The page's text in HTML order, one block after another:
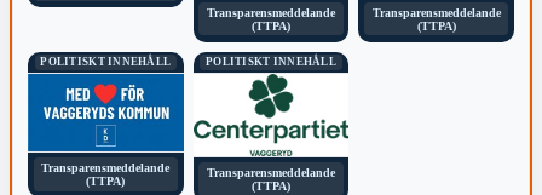
Transparensmeddelande
(TTPA)
Transparensmeddelande
(TTPA)
POLITISKT INNEHÅLL
Transparensmeddelande
(TTPA)
POLITISKT INNEHÅLL
Transparensmeddelande
(TTPA)